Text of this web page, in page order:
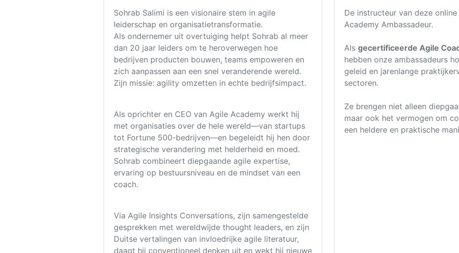
Sohrab Salimi is een visionaire stem in agile
leiderschap en organisatietransformatie.
Als ondernemer uit overtuiging helpt Sohrab al meer
dan 20 jaar leiders om te heroverwegen hoe
bedrijven producten bouwen, teams empoweren en
zich aanpassen aan een snel veranderende wereld.
Zijn missie: agility omzetten in echte bedrijfsimpact.
Als oprichter en CEO van Agile Academy werkt hij
met organisaties over de hele wereld—van startups
tot Fortune 500-bedrijven—en begeleidt hij hen door
strategische verandering met helderheid en moed.
Sohrab combineert diepgaande agile expertise,
ervaring op bestuursniveau en de mindset van een
coach.
Via Agile Insights Conversations, zijn samengestelde
gesprekken met wereldwijde thought leaders, en zijn
Duitse vertalingen van invloedrijke agile literatuur,
daagt hij conventioneel denken uit en wekt hij nieuwe
De instructeur van deze
Academy Ambassadeur.
Als gecertificeerde Agile
hebben onze ambassadeurs
geleid en jarenlange
sectoren.
Ze brengen niet alleen
maar ook het vermogen om
een heldere en praktische